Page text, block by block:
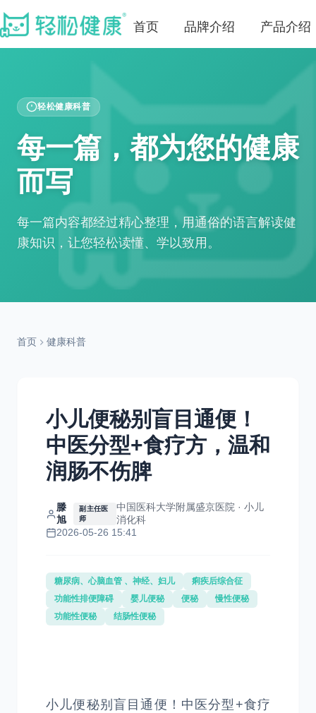
首页 品牌介绍 产品介绍
轻松健康科普
每一篇，都为您的健康
而写
每一篇内容都经过精心整理，用通俗的语言解读健
康知识，让您轻松读懂、学以致用。
首页 健康科普
小儿便秘别盲目通便！
中医分型+食疗方，温和
润肠不伤脾
滕
旭
副主任医
师
中国医科大学附属盛京医院 · 小儿
消化科
2026-05-26 15:41
糖尿病、心脑血管 、神经、妇儿
痢疾后综合征
功能性排便障碍
婴儿便秘 便秘
慢性便秘
功能性便秘
结肠性便秘
小儿便秘别盲目通便！中医分型+食疗